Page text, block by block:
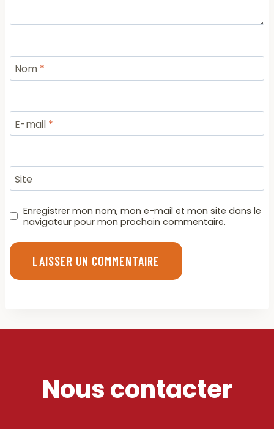
Nom *
E-mail *
Site
Enregistrer mon nom, mon e-mail et mon site dans le
navigateur pour mon prochain commentaire.
Nous contacter